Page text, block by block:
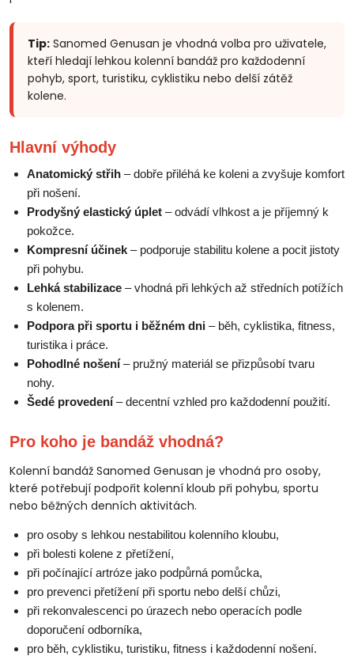
Tip: Sanomed Genusan je vhodná volba pro uživatele,
kteří hledají lehkou kolenní bandáž pro každodenní
pohyb, sport, turistiku, cyklistiku nebo delší zátěž
kolene.
Hlavní výhody
Anatomický střih – dobře přiléhá ke koleni a zvyšuje komfort
při nošení.
Prodyšný elastický úplet – odvádí vlhkost a je příjemný k
pokožce.
Kompresní účinek – podporuje stabilitu kolene a pocit jistoty
při pohybu.
Lehká stabilizace – vhodná při lehkých až středních potížích
s kolenem.
Podpora při sportu i běžném dni – běh, cyklistika, fitness,
turistika i práce.
Pohodlné nošení– pružný materiál se přizpůsobí tvaru
nohy.
Šedé provedení– decentní vzhled pro každodenní použití.
Pro koho je bandáž vhodná?
Kolenní bandáž Sanomed Genusan je vhodná pro osoby,
které potřebují podpořit kolenní kloub při pohybu, sportu
nebo běžných denních aktivitách.
pro osoby s lehkou nestabilitou kolenního kloubu,
při bolesti kolene z přetížení,
při počínající artróze jako podpůrná pomůcka,
pro prevenci přetížení při sportu nebo delší chůzi,
při rekonvalescenci po úrazech nebo operacích podle
doporučení odborníka,
pro běh, cyklistiku, turistiku, fitness i každodenní nošení.